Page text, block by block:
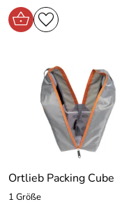
Ortlieb Packing Cube
1 Größe